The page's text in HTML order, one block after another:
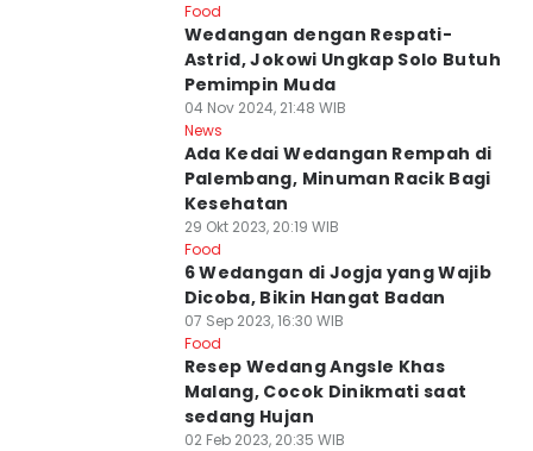
Food
Wedangan dengan Respati-
Astrid, Jokowi Ungkap Solo Butuh
Pemimpin Muda
04 Nov 2024, 21:48 WIB
News
Ada Kedai Wedangan Rempah di
Palembang, Minuman Racik Bagi
Kesehatan
29 Okt 2023, 20:19 WIB
Food
6 Wedangan di Jogja yang Wajib
Dicoba, Bikin Hangat Badan
07 Sep 2023, 16:30 WIB
Food
Resep Wedang Angsle Khas
Malang, Cocok Dinikmati saat
sedang Hujan
02 Feb 2023, 20:35 WIB